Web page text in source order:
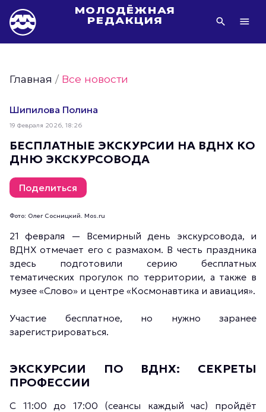
МОЛОДЁЖНАЯ
РЕДАКЦИЯ
Фото Молодёжи Москвы
Фотогалереи Молодёжи Москвы
Статьи Молодёжи Москвы
Молодёжь Москвы культурная
Молодёжь Москвы спортивная
Молодёжь Москвы в движении
Молодёжь Москвы здоровая
Молодёжь Москвы профессиональная
Молодёжь Москвы туристическая
Все новости
Главная /Все новости
Шипилова Полина
19 Февраля 2026, 18:26
БЕСПЛАТНЫЕ ЭКСКУРСИИ НА ВДНХ КО
ДНЮ ЭКСКУРСОВОДА
Поделиться
Фото: Олег Сосницкий. Mos.ru
21 февраля — Всемирный день экскурсовода, и
ВДНХ отмечает его с размахом. В честь праздника
здесь подготовили серию бесплатных
тематических прогулок по территории, а также в
музее «Слово» и центре «Космонавтика и авиация».
Участие бесплатное, но нужно заранее
зарегистрироваться.
ЭКСКУРСИИ ПО ВДНХ: СЕКРЕТЫ
ПРОФЕССИИ
С 11:00 до 17:00 (сеансы каждый час) пройдёт